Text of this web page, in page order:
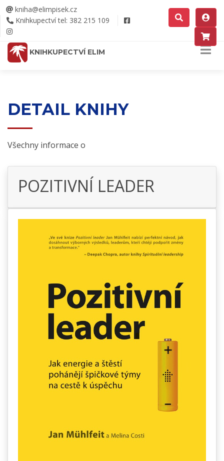
kniha@elimpisek.cz
Knihkupectví tel: 382 215 109
KNIHKUPECTVÍ ELIM
DETAIL KNIHY
Všechny informace o
POZITIVNÍ LEADER